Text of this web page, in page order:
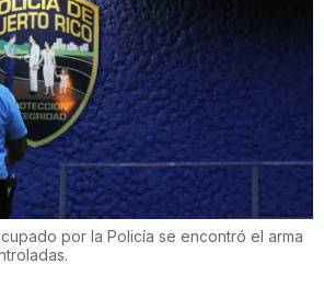
por la Policía se encontró el arma